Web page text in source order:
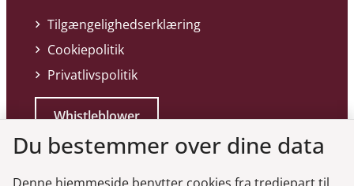
Tilgængelighedserklæring
Cookiepolitik
Privatlivspolitik
Whistleblower
Du bestemmer over dine data